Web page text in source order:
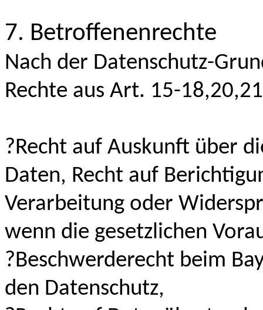
7. Betroffenenrechte
Nach der Datenschutz-
Rechte aus Art. 15-
?Recht auf Auskunft über
Daten, Recht auf
Verarbeitung oder
wenn die gesetzlichen
?Beschwerderecht beim
den Datenschutz,